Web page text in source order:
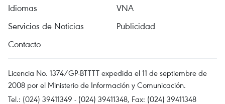
Idiomas
VNA
Servicios de Noticias
Publicidad
Contacto
Licencia No. 1374/GP-BTTTT expedida el 11 de septiembre de
2008 por el Ministerio de Información y Comunicación.
Tel.: (024) 39411349 - (024) 39411348, Fax: (024) 39411348